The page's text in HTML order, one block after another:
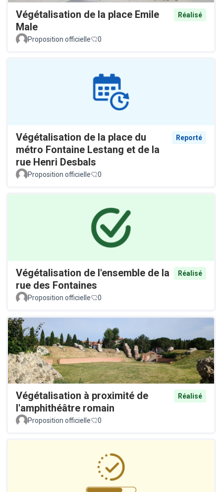
Végétalisation de la place Emile
Male
Réalisé
Proposition officielle 0
Végétalisation de la place du
métro Fontaine Lestang et de la
rue Henri Desbals
Reporté
Proposition officielle 0
Végétalisation de l'ensemble de la
rue des Fontaines
Réalisé
Proposition officielle 0
Végétalisation à proximité de
l'amphithéâtre romain
Réalisé
Proposition officielle 0